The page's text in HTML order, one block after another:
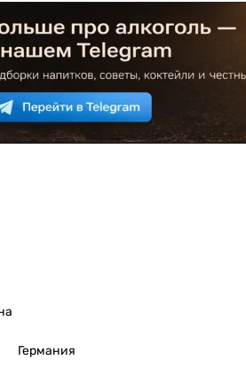
Германия